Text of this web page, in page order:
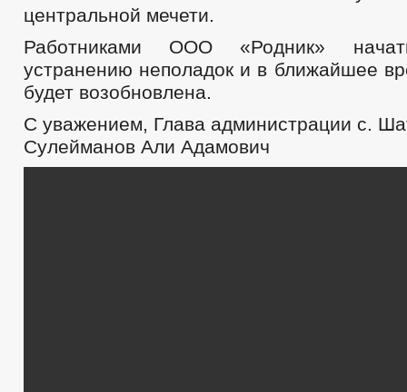
центральной мечети.
Работниками ООО «Родник»
устранению неполадок и в ближайшее
будет возобновлена.
С уважением, Глава администрации с.
Сулейманов Али Адамович